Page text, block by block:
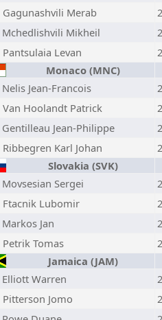
Gagunashvili Merab
Mchedlishvili Mikheil
Pantsulaia Levan
Monaco (MNC)
Nelis Jean-Francois
Van Hoolandt Patrick
Gentilleau Jean-Philippe
Ribbegren Karl Johan
Slovakia (SVK)
Movsesian Sergei
Ftacnik Lubomir
Markos Jan
Petrik Tomas
Jamaica (JAM)
Elliott Warren
Pitterson Jomo